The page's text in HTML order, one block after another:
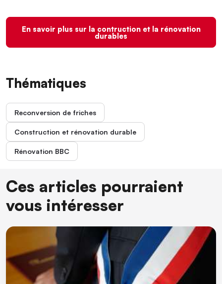
En savoir plus sur la contruction et la rénovation
durables
Thématiques
Reconversion de friches
Construction et rénovation durable
Rénovation BBC
Ces articles pourraient
vous intéresser